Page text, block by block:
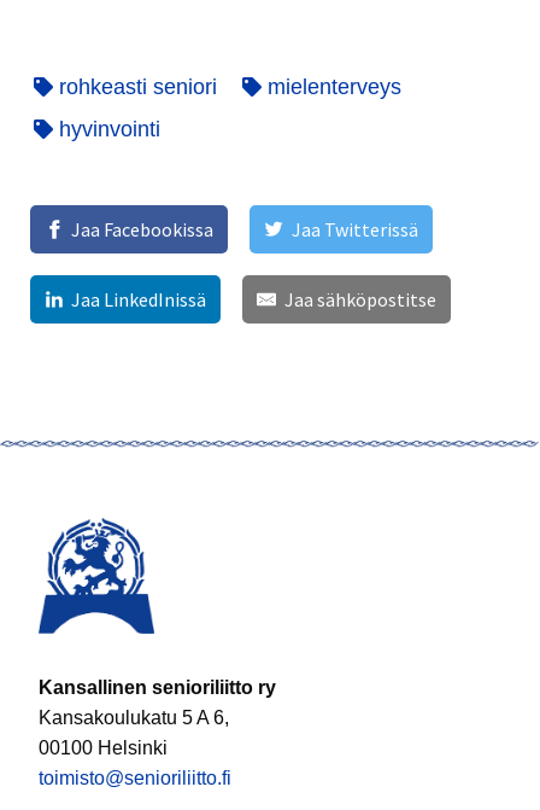
rohkeasti seniori
mielenterveys
hyvinvointi
Jaa Facebookissa Jaa Twitterissä
Jaa LinkedInissä Jaa sähköpostitse
Kansallinen senioriliitto ry
Kansakoulukatu 5 A 6,
00100 Helsinki
toimisto@senioriliitto.fi